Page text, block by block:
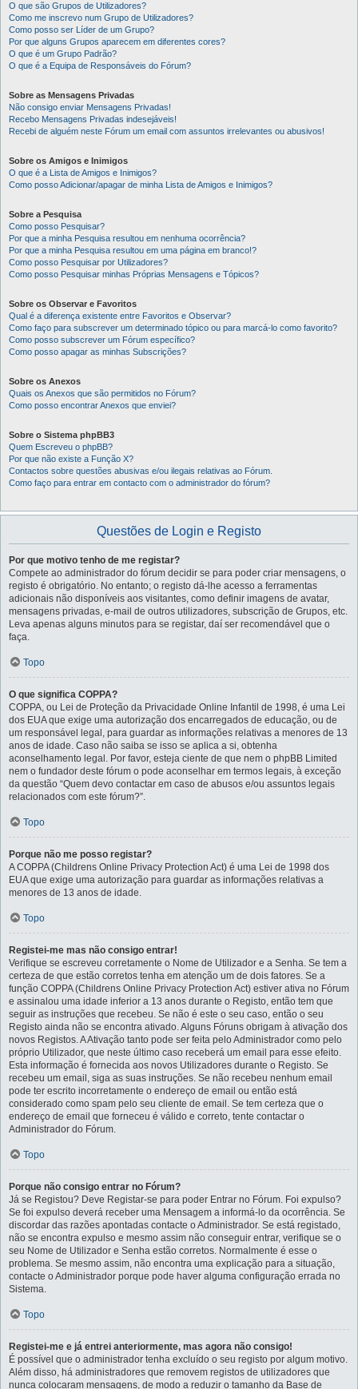
O que são Grupos de Utilizadores?
Como me inscrevo num Grupo de Utilizadores?
Como posso ser Líder de um Grupo?
Por que alguns Grupos aparecem em diferentes cores?
O que é um Grupo Padrão?
O que é a Equipa de Responsáveis do Fórum?
Sobre as Mensagens Privadas
Não consigo enviar Mensagens Privadas!
Recebo Mensagens Privadas indesejáveis!
Recebi de alguém neste Fórum um email com assuntos irrelevantes ou abusivos!
Sobre os Amigos e Inimigos
O que é a Lista de Amigos e Inimigos?
Como posso Adicionar/apagar de minha Lista de Amigos e Inimigos?
Sobre a Pesquisa
Como posso Pesquisar?
Por que a minha Pesquisa resultou em nenhuma ocorrência?
Por que a minha Pesquisa resultou em uma página em branco!?
Como posso Pesquisar por Utilizadores?
Como posso Pesquisar minhas Próprias Mensagens e Tópicos?
Sobre os Observar e Favoritos
Qual é a diferença existente entre Favoritos e Observar?
Como faço para subscrever um determinado tópico ou para marcá-lo como favorito?
Como posso subscrever um Fórum específico?
Como posso apagar as minhas Subscrições?
Sobre os Anexos
Quais os Anexos que são permitidos no Fórum?
Como posso encontrar Anexos que enviei?
Sobre o Sistema phpBB3
Quem Escreveu o phpBB?
Por que não existe a Função X?
Contactos sobre questões abusivas e/ou ilegais relativas ao Fórum.
Como faço para entrar em contacto com o administrador do fórum?
Questões de Login e Registo
Por que motivo tenho de me registar?
Compete ao administrador do fórum decidir se para poder criar mensagens, o
registo é obrigatório. No entanto; o registo dá-lhe acesso a ferramentas
adicionais não disponíveis aos visitantes, como definir imagens de avatar,
mensagens privadas, e-mail de outros utilizadores, subscrição de Grupos, etc.
Leva apenas alguns minutos para se registar, daí ser recomendável que o
faça.
Topo
O que significa COPPA?
COPPA, ou Lei de Proteção da Privacidade Online Infantil de 1998, é uma Lei
dos EUA que exige uma autorização dos encarregados de educação, ou de
um responsável legal, para guardar as informações relativas a menores de 13
anos de idade. Caso não saiba se isso se aplica a si, obtenha
aconselhamento legal. Por favor, esteja ciente de que nem o phpBB Limited
nem o fundador deste fórum o pode aconselhar em termos legais, à exceção
da questão “Quem devo contactar em caso de abusos e/ou assuntos legais
relacionados com este fórum?”.
Topo
Porque não me posso registar?
A COPPA (Childrens Online Privacy Protection Act) é uma Lei de 1998 dos
EUA que exige uma autorização para guardar as informações relativas a
menores de 13 anos de idade.
Topo
Registei-me mas não consigo entrar!
Verifique se escreveu corretamente o Nome de Utilizador e a Senha. Se tem a
certeza de que estão corretos tenha em atenção um de dois fatores. Se a
função COPPA (Childrens Online Privacy Protection Act) estiver ativa no Fórum
e assinalou uma idade inferior a 13 anos durante o Registo, então tem que
seguir as instruções que recebeu. Se não é este o seu caso, então o seu
Registo ainda não se encontra ativado. Alguns Fóruns obrigam à ativação dos
novos Registos. A Ativação tanto pode ser feita pelo Administrador como pelo
próprio Utilizador, que neste último caso receberá um email para esse efeito.
Esta informação é fornecida aos novos Utilizadores durante o Registo. Se
recebeu um email, siga as suas instruções. Se não recebeu nenhum email
pode ter escrito incorretamente o endereço de email ou então está
considerado como spam pelo seu cliente de email. Se tem certeza que o
endereço de email que forneceu é válido e correto, tente contactar o
Administrador do Fórum.
Topo
Porque não consigo entrar no Fórum?
Já se Registou? Deve Registar-se para poder Entrar no Fórum. Foi expulso?
Se foi expulso deverá receber uma Mensagem a informá-lo da ocorrência. Se
discordar das razões apontadas contacte o Administrador. Se está registado,
não se encontra expulso e mesmo assim não conseguir entrar, verifique se o
seu Nome de Utilizador e Senha estão corretos. Normalmente é esse o
problema. Se mesmo assim, não encontra uma explicação para a situação,
contacte o Administrador porque pode haver alguma configuração errada no
Sistema.
Topo
Registei-me e já entrei anteriormente, mas agora não consigo!
É possível que o administrador tenha excluído o seu registo por algum motivo.
Além disso, há administradores que removem registos de utilizadores que
nunca colocaram mensagens, de modo a reduzir o tamanho da Base de